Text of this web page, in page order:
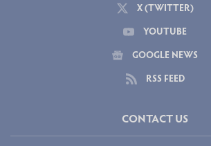
X (TWITTER)
YOUTUBE
GOOGLE NEWS
RSS FEED
CONTACT US